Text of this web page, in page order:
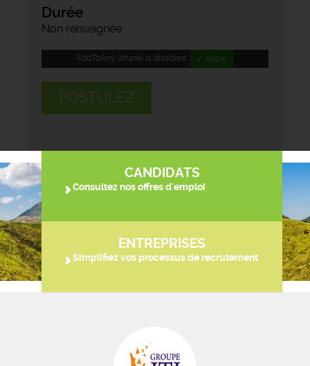
Durée
Non renseignée
AddToAny (share) is disabled. ✓ Allow
POSTULEZ
CANDIDATS
Consultez nos offres d'emploi
ENTREPRISES
Simplifiez vos processus de recrutement